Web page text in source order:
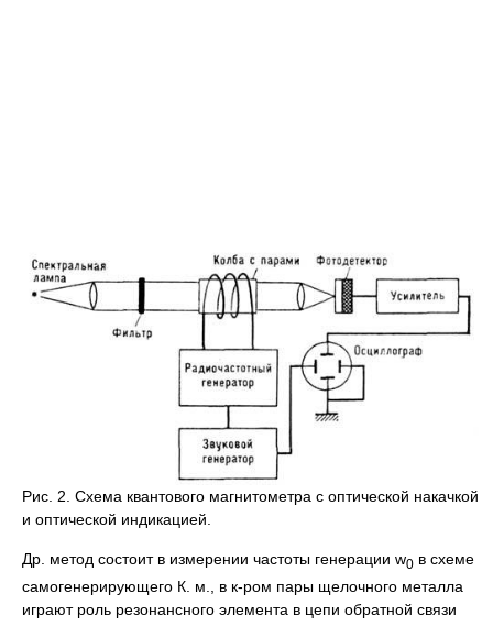
Рис. 2. Схема квантового магнитометра с оптической накачкой
и оптической индикацией.
Др. метод состоит в измерении частоты генерации w0 в схеме
самогенерирующего К. м., в к-ром пары щелочного металла
играют роль резонансного элемента в цепи обратной связи